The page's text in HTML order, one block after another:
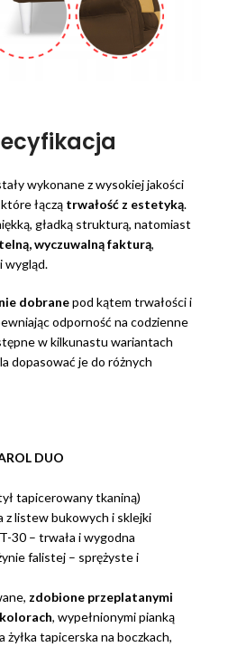
wykonane z wysokiej jakości
łączą trwałość z estetyką.
gładką strukturą, natomiast
wyczuwalną fakturą,
wygląd.
dobranepod kątem trwałości i
odporność na codzienne
w kilkunastu wariantach
dopasować je do różnych
DUO
tapicerowany tkaniną)
z listew bukowych i sklejki
30 – trwała i wygodna
falistej – sprężyste i
zdobione przeplatanymi
, wypełnionymi pianką
żyłka tapicerska na boczkach,